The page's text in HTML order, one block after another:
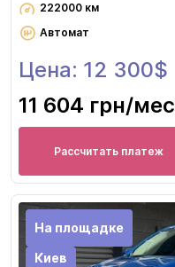
222000 км
Автомат
Цена: 12 300$
11 604 грн/мес
Рассчитать платеж
На площадке
Киев